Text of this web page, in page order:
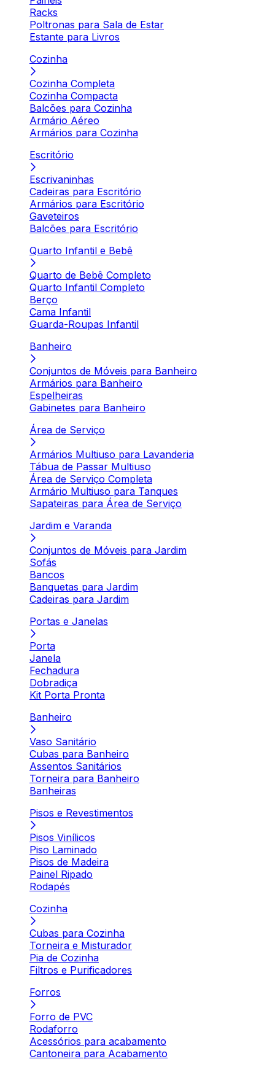
Racks
Poltronas para Sala de Estar
Estante para Livros
Cozinha
Cozinha Completa
Cozinha Compacta
Balcões para Cozinha
Armário Aéreo
Armários para Cozinha
Escritório
Escrivaninhas
Cadeiras para Escritório
Armários para Escritório
Gaveteiros
Balcões para Escritório
Quarto Infantil e Bebê
Quarto de Bebê Completo
Quarto Infantil Completo
Berço
Cama Infantil
Guarda-Roupas Infantil
Banheiro
Conjuntos de Móveis para Banheiro
Armários para Banheiro
Espelheiras
Gabinetes para Banheiro
Área de Serviço
Armários Multiuso para Lavanderia
Tábua de Passar Multiuso
Área de Serviço Completa
Armário Multiuso para Tanques
Sapateiras para Área de Serviço
Jardim e Varanda
Conjuntos de Móveis para Jardim
Sofás
Bancos
Banquetas para Jardim
Cadeiras para Jardim
Portas e Janelas
Porta
Janela
Fechadura
Dobradiça
Kit Porta Pronta
Banheiro
Vaso Sanitário
Cubas para Banheiro
Assentos Sanitários
Torneira para Banheiro
Banheiras
Pisos e Revestimentos
Pisos Vinílicos
Piso Laminado
Pisos de Madeira
Painel Ripado
Rodapés
Cozinha
Cubas para Cozinha
Torneira e Misturador
Pia de Cozinha
Filtros e Purificadores
Forros
Forro de PVC
Rodaforro
Acessórios para acabamento
Cantoneira para Acabamento